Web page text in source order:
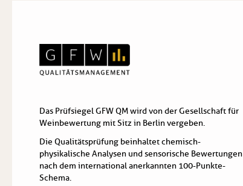
Das Prüfsiegel GFW QM wird von der Gesellschaft für
Weinbewertung mit Sitz in Berlin vergeben.
Die Qualitätsprüfung beinhaltet chemisch-
physikalische Analysen und sensorische Bewertungen
nach dem international anerkannten 100-Punkte-
Schema.